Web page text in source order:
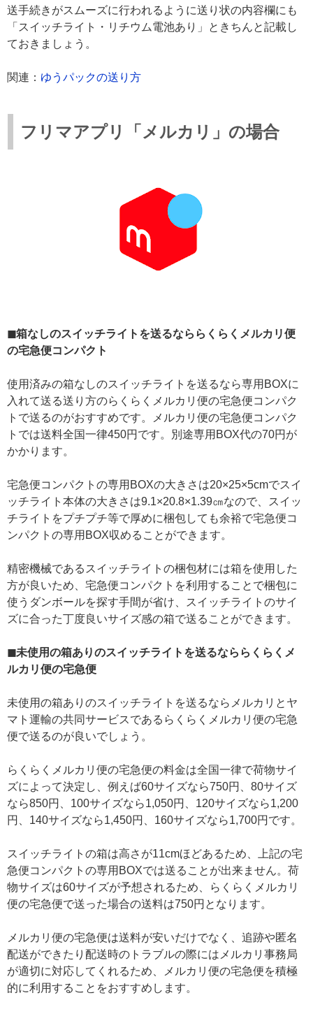
送手続きがスムーズに行われるように送り状の内容欄にも
「スイッチライト・リチウム電池あり」ときちんと記載し
ておきましょう。
関連： ゆうパックの送り方
フリマアプリ「メルカリ」の場合
◼箱なしのスイッチライトを送るなららくらくメルカリ便
の宅急便コンパクト
使用済みの箱なしのスイッチライトを送るなら専用BOXに
入れて送る送り方のらくらくメルカリ便の宅急便コンパク
トで送るのがおすすめです。メルカリ便の宅急便コンパク
トでは送料全国一律450円です。別途専用BOX代の70円が
かかります。
宅急便コンパクトの専用BOXの大きさは20×25×5cmでスイ
ッチライト本体の大きさは9.1×20.8×1.39㎝なので、スイッ
チライトをプチプチ等で厚めに梱包しても余裕で宅急便コ
ンパクトの専用BOX収めることができます。
精密機械であるスイッチライトの梱包材には箱を使用した
方が良いため、宅急便コンパクトを利用することで梱包に
使うダンボールを探す手間が省け、スイッチライトのサイ
ズに合った丁度良いサイズ感の箱で送ることができます。
◼未使用の箱ありのスイッチライトを送るなららくらくメ
ルカリ便の宅急便
未使用の箱ありのスイッチライトを送るならメルカリとヤ
マト運輸の共同サービスであるらくらくメルカリ便の宅急
便で送るのが良いでしょう。
らくらくメルカリ便の宅急便の料金は全国一律で荷物サイ
ズによって決定し、例えば60サイズなら750円、80サイズ
なら850円、100サイズなら1,050円、120サイズなら1,200
円、140サイズなら1,450円、160サイズなら1,700円です。
スイッチライトの箱は高さが11cmほどあるため、上記の宅
急便コンパクトの専用BOXでは送ることが出来ません。荷
物サイズは60サイズが予想されるため、らくらくメルカリ
便の宅急便で送った場合の送料は750円となります。
メルカリ便の宅急便は送料が安いだけでなく、追跡や匿名
配送ができたり配送時のトラブルの際にはメルカリ事務局
が適切に対応してくれるため、メルカリ便の宅急便を積極
的に利用することをおすすめします。